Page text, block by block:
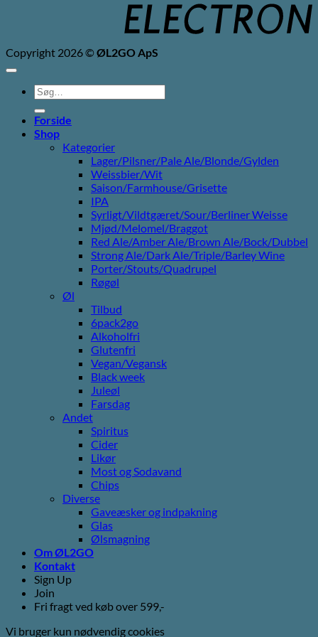
Copyright 2026 ©ØL2GO ApS
Søg
efter:
Forside
Shop
Kategorier
Lager/Pilsner/Pale Ale/Blonde/Gylden
Weissbier/Wit
Saison/Farmhouse/Grisette
IPA
Syrligt/Vildtgæret/Sour/Berliner Weisse
Mjød/Melomel/Braggot
Red Ale/Amber Ale/Brown Ale/Bock/Dubbel
Strong Ale/Dark Ale/Triple/Barley Wine
Porter/Stouts/Quadrupel
Røgøl
Øl
Tilbud
6pack2go
Alkoholfri
Glutenfri
Vegan/Vegansk
Black week
Juleøl
Farsdag
Andet
Spiritus
Cider
Likør
Most og Sodavand
Chips
Diverse
Gaveæsker og indpakning
Glas
Ølsmagning
Om ØL2GO
Kontakt
Sign Up
Join
Fri fragt ved køb over 599,-
Vi bruger kun nødvendig cookies